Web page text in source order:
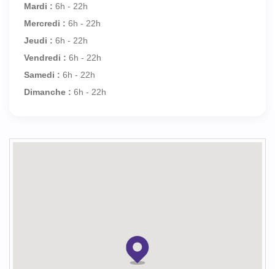
Mardi : 6h - 22h
Mercredi : 6h - 22h
Jeudi : 6h - 22h
Vendredi : 6h - 22h
Samedi : 6h - 22h
Dimanche : 6h - 22h